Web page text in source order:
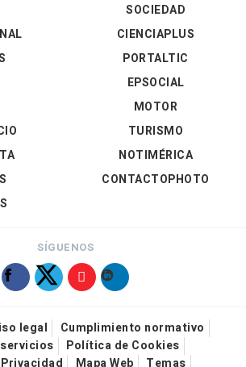
SOCIEDAD
CIENCIAPLUS
PORTALTIC
EPSOCIAL
MOTOR
TURISMO
NOTIMÉRICA
CONTACTOPHOTO
SÍGUENOS
legal
Cumplimiento normativo
Política de Cookies